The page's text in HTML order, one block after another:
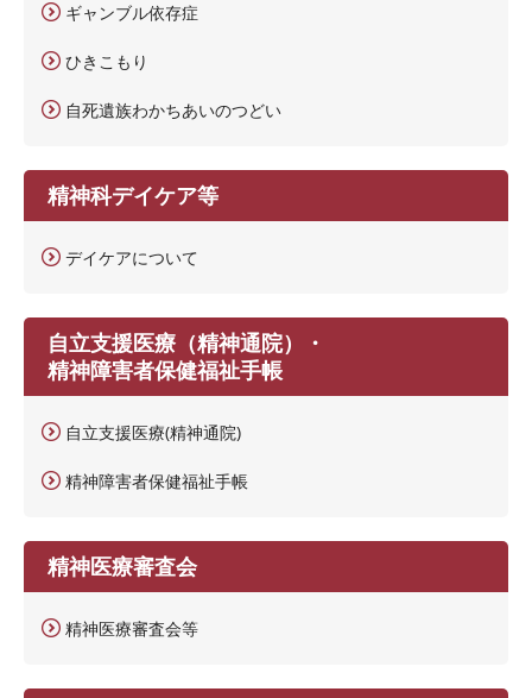
ギャンブル依存症
ひきこもり
自死遺族わかちあいのつどい
精神科デイケア等
デイケアについて
自立支援医療（精神通院）・
精神障害者保健福祉手帳
自立支援医療(精神通院)
精神障害者保健福祉手帳
精神医療審査会
精神医療審査会等